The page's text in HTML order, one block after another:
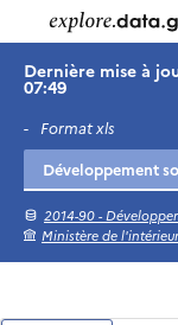
Dernière mise à
07:49
- Format xls
2014-90 -
Ministère de l'intérieur